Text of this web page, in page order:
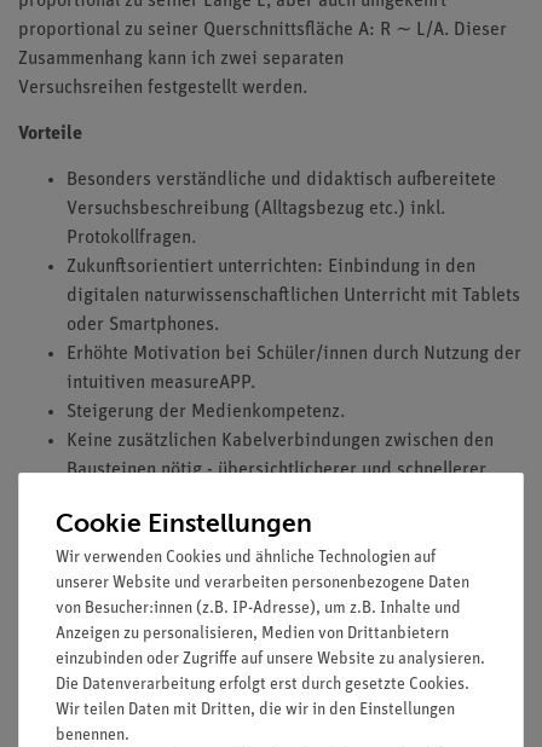
proportional zu seiner Querschnittsfläche A: R ∼ L/A. Dieser
Zusammenhang kann ich zwei separaten
Versuchsreihen festgestellt werden.
Vorteile
Besonders verständliche und didaktisch aufbereitete
Versuchsbeschreibung (Alltagsbezug etc.) inkl.
Protokollfragen.
Zukunftsorientiert unterrichten: Einbindung in den
digitalen naturwissenschaftlichen Unterricht mit Tablets
oder Smartphones.
Erhöhte Motivation bei Schüler/innen durch Nutzung der
intuitiven measureAPP.
Steigerung der Medienkompetenz.
Keine zusätzlichen Kabelverbindungen zwischen den
Bausteinen nötig - übersichtlicherer und schnellerer
Kontaktsicherheit durch puzzelartig verzahnbare
Bausteine
Hartvergoldete, korrosionsbeständige Kontakte
Doppelter Lernerfolg: Elektrischer Schaltplan auf der
Ober- und reele Bauteile auf der Unterseite sichtbar
Aufgaben
Untersuche, wie der Widerstandswert R eines Drahtes mit
Cookie Einstellungen
Wir verwenden Cookies und ähnliche Technologien auf
unserer Website und verarbeiten personenbezogene Daten
von Besucher:innen (z.B. IP-Adresse), um z.B. Inhalte und
Anzeigen zu personalisieren, Medien von Drittanbietern
einzubinden oder Zugriffe auf unsere Website zu analysieren.
Die Datenverarbeitung erfolgt erst durch gesetzte Cookies.
Wir teilen Daten mit Dritten, die wir in den Einstellungen
benennen.